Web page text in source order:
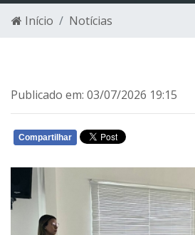
Início Notícias
Publicado em: 03/07/2026 19:15
Compartilhar